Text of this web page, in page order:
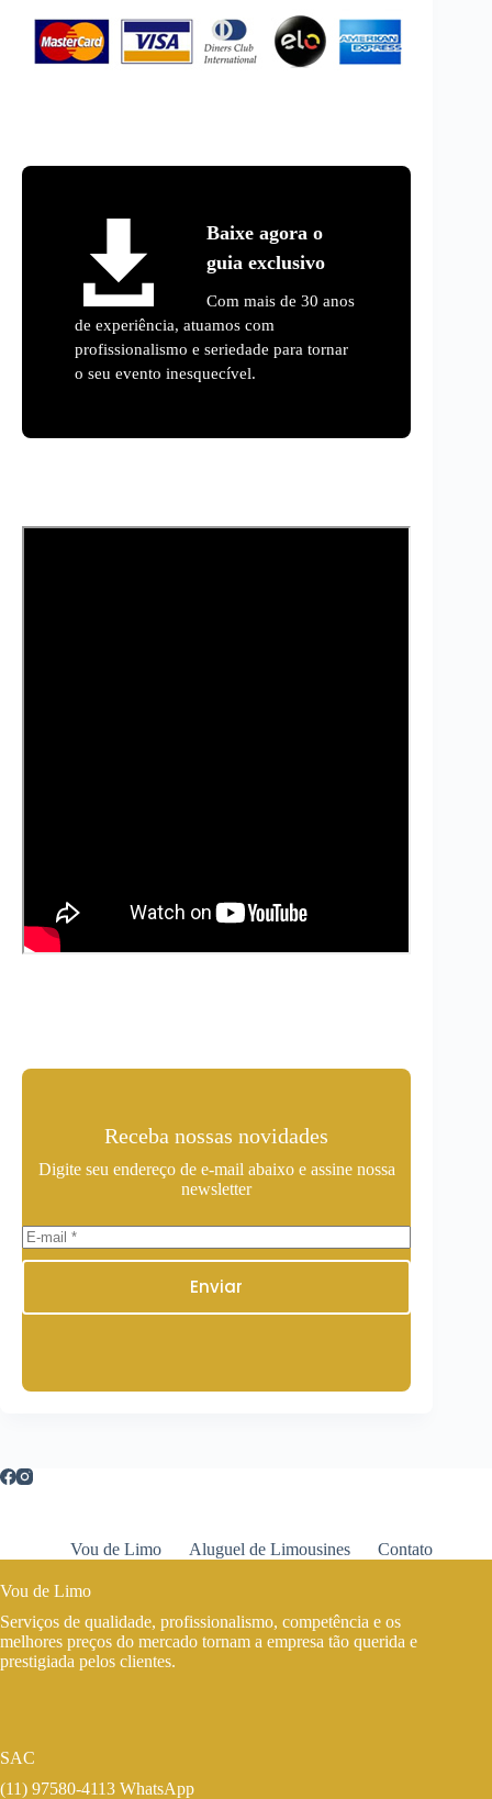
Baixe agora o
guia exclusivo
Com mais de 30 anos
de experiência, atuamos com
profissionalismo e seriedade para tornar
o seu evento inesquecível.
Receba nossas novidades
Digite seu endereço de e-mail abaixo e assine nossa
newsletter
Enviar
Vou de Limo Aluguel de Limousines Contato
Vou de Limo
Serviços de qualidade, profissionalismo, competência e os
melhores preços do mercado tornam a empresa tão querida e
prestigiada pelos clientes.
SAC
(11) 97580-4113 WhatsApp